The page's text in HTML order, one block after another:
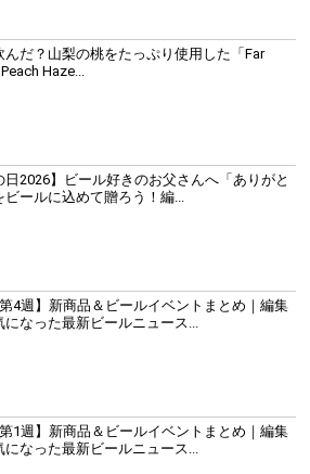
んだ？山梨の桃をたっぷり使用した「Far
Haze...
日2026】ビール好きのお父さんへ「ありがと
ビールに込めて贈ろう！編...
第4週】新商品＆ビールイベントまとめ｜編集
になった最新ビールニュース...
第1週】新商品＆ビールイベントまとめ｜編集
になった最新ビールニュース...